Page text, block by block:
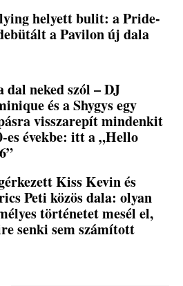
helyett bulit: a Pride-
a Pavilon új dala
dal neked szól – DJ
és a Shygys egy
visszarepít mindenkit
es évekbe: itt a „Hello
Kiss Kevin és
Peti közös dala: olyan
történetet mesél el,
senki sem számított